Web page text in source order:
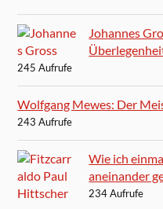
Johannes
245 Aufrufe
Wolfgang Mewes: Der
243 Aufrufe
Wie ich
aneinander
234 Aufrufe